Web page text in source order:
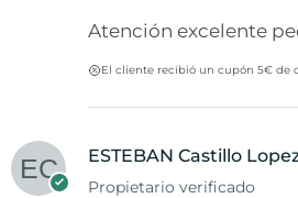
Atención excelente
El cliente recibió un cupón 5€ de
ESTEBAN Castillo
Propietario verificado